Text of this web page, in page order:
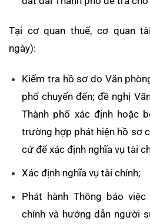
Tại cơ quan thuế, cơ quan
ngày):
Kiểm tra hồ sơ do Văn
phố chuyển đến; đề nghị
Thành phố xác định hoặc
trường hợp phát hiện hồ sơ
cứ để xác định nghĩa vụ tài
Xác định nghĩa vụ tài chính;
Phát hành Thông báo
chính và hướng dẫn người